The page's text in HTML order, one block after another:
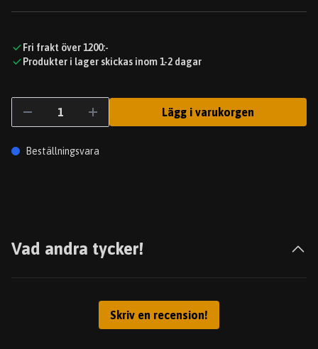
Fri frakt över 1200:-
Produkter i lager skickas inom 1-2 dagar
Lägg i varukorgen
Beställningsvara
Vad andra tycker!
Skriv en recension!